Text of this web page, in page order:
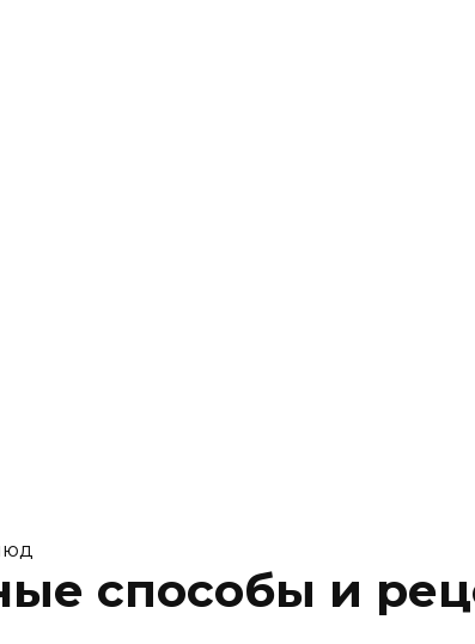
способы и